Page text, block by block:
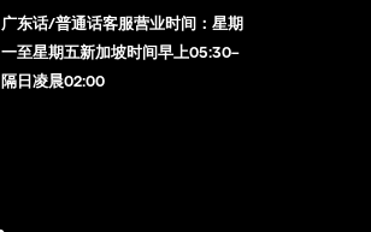
广东话/普通话客服营业时间：星期
一至星期五新加坡时间早上05:30–
隔日凌晨02:00